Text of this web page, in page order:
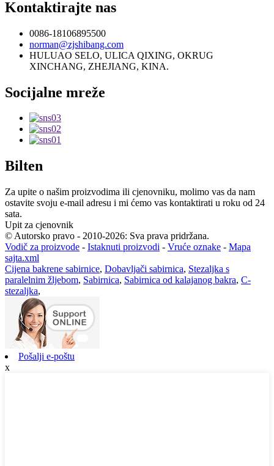
Kontaktirajte nas
0086-18106895500
norman@zjshibang.com
HULUAO SELO, ULICA QIXING, OKRUG
XINCHANG, ZHEJIANG, KINA.
Socijalne mreže
Bilten
Za upite o našim proizvodima ili cjenovniku, molimo vas da nam
ostavite svoju e-mail adresu i mi ćemo vas kontaktirati u roku od 24
sata.
Upit za cjenovnik
© Autorsko pravo - 2010-2026: Sva prava pridržana.
Vodič za proizvode - Istaknuti proizvodi - Vruće oznake - Mapa
sajta.xml
Cijena bakrene sabirnice, Dobavljači sabirnica, Stezaljka s
paralelnim žljebom, Sabirnica, Sabirnica od kalajanog bakra, C-
stezaljka,
Pošalji e-poštu
x